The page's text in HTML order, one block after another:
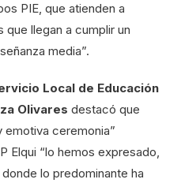
PIE, que atienden a
llegan a cumplir un
media”.
Local de Educación
Olivares destacó que
emotiva ceremonia”
Elqui “lo hemos expresado,
lo predominante ha